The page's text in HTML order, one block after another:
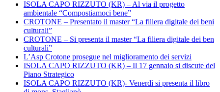
ISOLA CAPO RIZZUTO (KR) – Al via il progetto
ambientale “Compostiamoci bene”
CROTONE – Presentato il master “La filiera digitale dei beni
culturali”
CROTONE – Si presenta il master “La filiera digitale dei ben
culturali”
L’Asp Crotone prosegue nel miglioramento dei servizi
ISOLA CAPO RIZZUTO (KR) – Il 17 gennaio si discute del
Piano Strategico
ISOLA CAPO RIZZUTO (KR)- Venerdì si presenta il libro